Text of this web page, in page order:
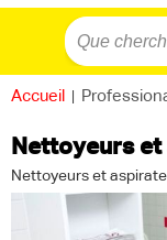
Accueil
Nettoyeurs
Nettoyeurs et